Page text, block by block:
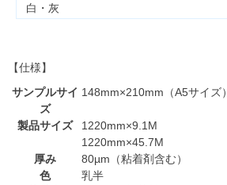
白・灰
【仕様】
サンプルサイ
ズ
148mm×210mm（A5サイズ）
製品サイズ
1220mm×9.1M
1220mm×45.7M
厚み
80µm（粘着剤含む）
色
乳半